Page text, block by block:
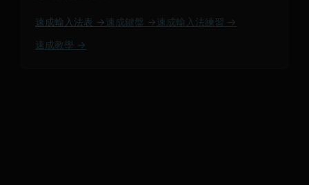
速成輸入法表 → 速成鍵盤 → 速成輸入法練習 →
速成教學 →